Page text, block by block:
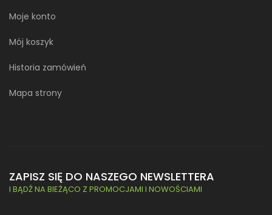
Moje konto
Mój koszyk
Historia zamówień
Mapa strony
ZAPISZ SIĘ DO NASZEGO NEWSLETTERA
I BĄDŹ NA BIEŻĄCO Z PROMOCJAMI I NOWOŚCIAMI